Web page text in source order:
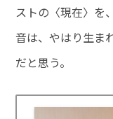
ストの〈現在〉を
音は、やはり生ま
だと思う。